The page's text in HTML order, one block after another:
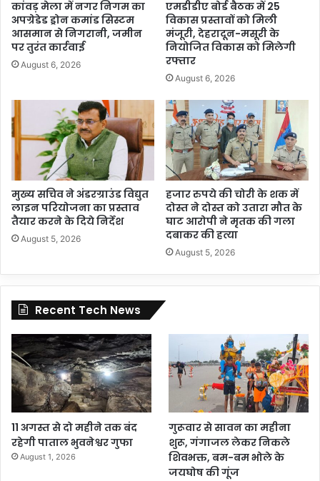
कांवड़ मेला में नगर निगम का
अपग्रेडेड ड्रोन कमांड सिस्टम
आसमान से निगरानी, जमीन
पर तुरंत कार्रवाई
August 6, 2026
एमडीडीए बोर्ड बैठक में 25
विकास प्रस्तावों को मिली
मंजूरी, देहरादून-मसूरी के
नियोजित विकास को मिलेगी
रफ्तार
August 6, 2026
मुख्य सचिव ने अंडरग्राउंड विद्युत
लाइन परियोजना का प्रस्ताव
तैयार करने के दिये निर्देश
August 5, 2026
हजार रुपये की चोरी के शक में
दोस्त ने दोस्त को उतारा मौत के
घाट आरोपी ने मृतक की गला
दबाकर की हत्या
August 5, 2026
Recent Tech News
11 अगस्त से दो महीने तक बंद
रहेगी पाताल भुवनेश्वर गुफा
August 1, 2026
गुरूवार से सावन का महीना
शुरू, गंगाजल लेकर निकले
शिवभक्त, बम-बम भोले के
जयघोष की गूंज